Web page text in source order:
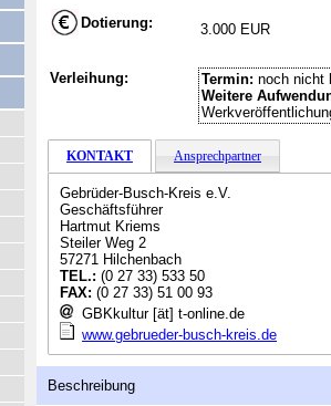
Dotierung: 3.000 EUR
Verleihung: Termin: noch nicht
Weitere
KONTAKT Ansprechpartner
Gebrüder-Busch-Kreis e.V.
Geschäftsführer
Hartmut Kriems
Steiler Weg 2
57271 Hilchenbach
TEL.: (0 27 33) 533 50
FAX: (0 27 33) 51 00 93
GBKkultur [ät] t-online.de
www.gebrueder-busch-kreis.de
Beschreibung